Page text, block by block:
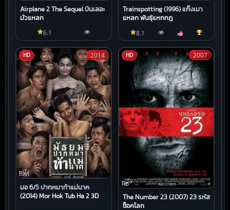
Airplane 2 The Sequel บินเลอะ
มั่วแหลก
6.1
Trainspotting (1996) แก๊งเมา
แหลก พันธุ์แหกกฎ
8.1
HD
หนัง
ตลก
มอ 6/5 ปากหมาท้าแม่นาค
(2014) Mor Hok Tub Ha 2 3D
2014 HD
หนัง
HD
The Number 23 (2007) 23 รหัส
ช็อคโลก
2007